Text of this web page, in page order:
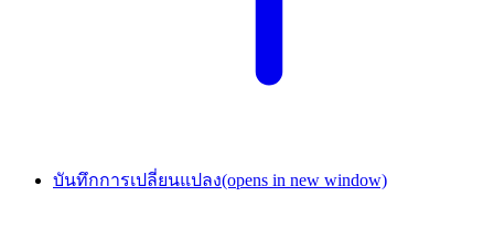
บันทึกการเปลี่ยนแปลง(opens in new window)